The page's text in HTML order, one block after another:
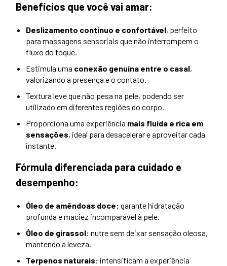
Benefícios que você vai amar:
Deslizamento contínuo e confortável, perfeito
para massagens sensoriais que não interrompem o
fluxo do toque.
Estimula uma conexão genuína entre o casal,
valorizando a presença e o contato.
Textura leve que não pesa na pele, podendo ser
utilizado em diferentes regiões do corpo.
Proporciona uma experiência mais fluida e rica em
sensações, ideal para desacelerar e aproveitar cada
instante.
Fórmula diferenciada para cuidado e
desempenho:
Óleo de amêndoas doce: garante hidratação
profunda e maciez incomparável à pele.
Óleo de girassol: nutre sem deixar sensação oleosa,
mantendo a leveza.
Terpenos naturais: intensificam a experiência